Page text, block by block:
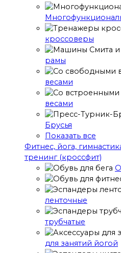
кроссоверы
рамы
весами
весами
Брусья
Показать все
Фитнес, йога,
тренинг (кроссфит)
ленточные
трубчатые
для занятий йогой